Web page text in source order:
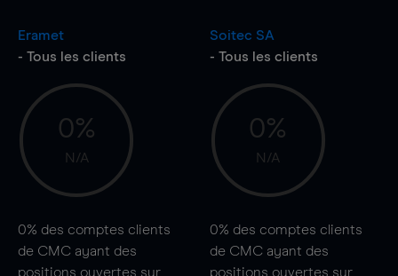
Eramet
- Tous les clients
0%
N/A
0% des comptes clients
de CMC ayant des
positions ouvertes sur
Soitec SA
- Tous les clients
0%
N/A
0% des comptes clients
de CMC ayant des
positions ouvertes sur